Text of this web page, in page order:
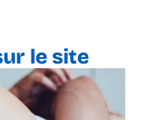
le site